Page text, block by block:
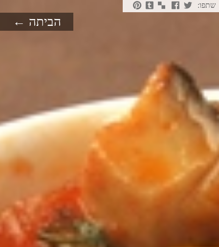
שתפו:
הביתה ←